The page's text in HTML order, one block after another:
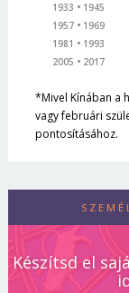
1933
1945
1957
1969
1981
1993
2005
2017
*Mivel Kínában a
vagy februári
pontosításához.
Készítsd el